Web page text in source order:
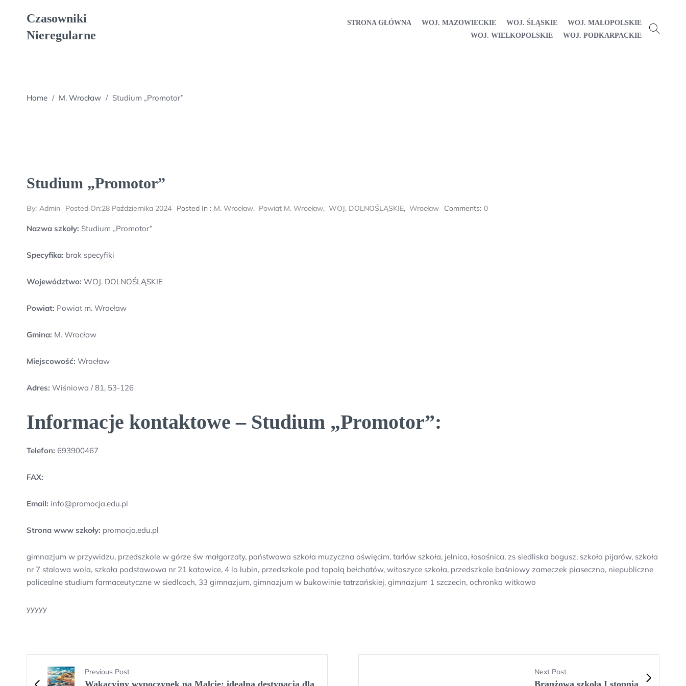
Czasowniki
Nieregularne
STRONA GŁÓWNA WOJ. MAZOWIECKIE WOJ. ŚLĄSKIE
WOJ. MAŁOPOLSKIE
WOJ. WIELKOPOLSKIE
WOJ. PODKARPACKIE
Home / M. Wrocław / Studium „Promotor”
Studium „Promotor”
By: Admin Posted On:28 Października 2024 Posted In : M. Wrocław, Powiat M. Wrocław, WOJ. DOLNOŚLĄSKIE, Wrocław Comments: 0
Nazwa szkoły: Studium „Promotor”
Specyfika: brak specyfiki
Województwo: WOJ. DOLNOŚLĄSKIE
Powiat: Powiat m. Wrocław
Gmina: M. Wrocław
Miejscowość: Wrocław
Adres: Wiśniowa / 81, 53-126
Informacje kontaktowe – Studium „Promotor”:
Telefon: 693900467
FAX:
Email: info@promocja.edu.pl
Strona www szkoły: promocja.edu.pl
gimnazjum w przywidzu, przedszkole w górze św małgorzaty, państwowa szkoła muzyczna oświęcim, tarłów szkoła, jelnica, łosośnica, zs siedliska bogusz, szkoła pijarów, szkoła
nr 7 stalowa wola, szkoła podstawowa nr 21 katowice, 4 lo lubin, przedszkole pod topolą bełchatów, witoszyce szkoła, przedszkole baśniowy zameczek piaseczno, niepubliczne
policealne studium farmaceutyczne w siedlcach, 33 gimnazjum, gimnazjum w bukowinie tatrzańskiej, gimnazjum 1 szczecin, ochronka witkowo
yyyyy
Previous Post
Wakacyjny wypoczynek na Malcie: idealna destynacja dla
Next Post
Branżowa szkoła I stopnia